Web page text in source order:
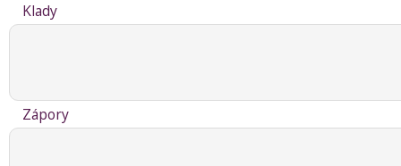
Klady
Zápory